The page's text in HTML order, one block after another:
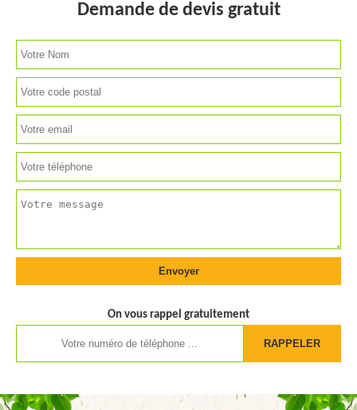
Demande de devis gratuit
On vous rappel gratuitement